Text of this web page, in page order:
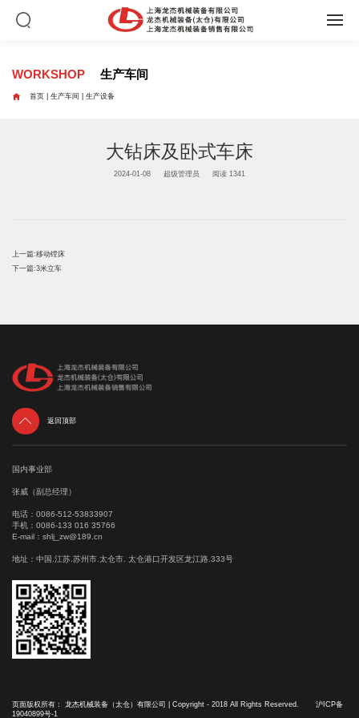
WORKSHOP 生产车间
 首页| 生产车间 生产设备
大钻床及卧式车床
2024-01-08 超级管理员 阅读 1341
上一篇:移动镗床
下一篇:3米立车
 返回顶部
国内事业部
张威（副总经理）
电话： 0086-512-53833907
手机： 0086-133 016 35766
E-mail： shlj_zw@189.cn
地址：中国.江苏.苏州市.太仓市. 太仓港口开发区龙江路.333号
页面版权所有： 龙杰机械装备（太仓）有限公司 | Copyright - 2018 All Rights Reserved. 沪ICP备
19040899号-1